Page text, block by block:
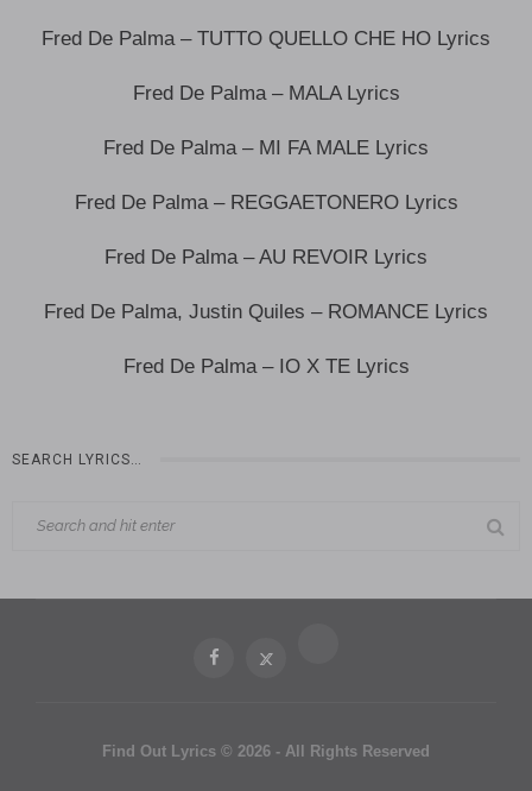
Fred De Palma – TUTTO QUELLO CHE HO Lyrics
Fred De Palma – MALA Lyrics
Fred De Palma – MI FA MALE Lyrics
Fred De Palma – REGGAETONERO Lyrics
Fred De Palma – AU REVOIR Lyrics
Fred De Palma, Justin Quiles – ROMANCE Lyrics
Fred De Palma – IO X TE Lyrics
SEARCH LYRICS…
Find Out Lyrics © 2026 - All Rights Reserved